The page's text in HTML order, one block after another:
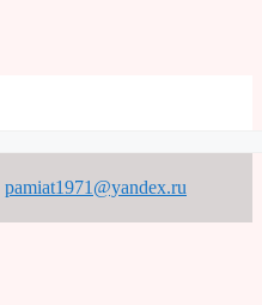
pamiat1971@yandex.ru